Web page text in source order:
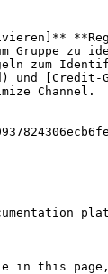
Gruppe zu
[Credit-
Channel.
page,